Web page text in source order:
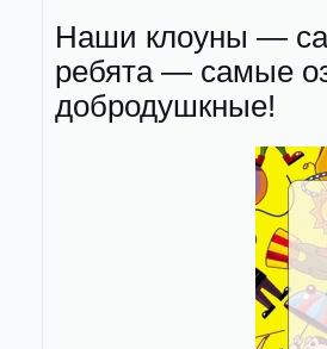
Наши клоуны —
ребята — самые
добродушкные!